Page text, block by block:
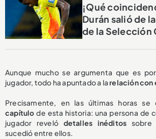
¡Qué
Durán salió de
de la Selección
Aunque mucho se argumenta que es
jugador, todo ha apuntado a larelación con
Precisamente, en las últimas horas se
capítulo de esta historia: una persona de
jugador reveló detalles inéditos sobre
sucedió entre ellos.